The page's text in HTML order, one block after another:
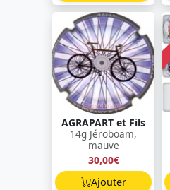
AGRAPART et Fils
14g Jéroboam,
mauve
30,00€
Ajouter